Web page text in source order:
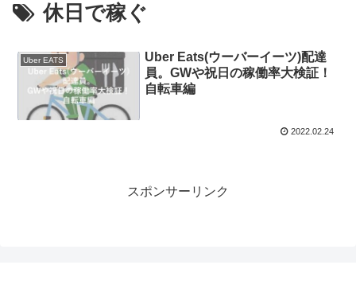
休日で稼ぐ
Uber EATS
Uber Eats(ウーバーイーツ)配達
員。GWや祝日の稼働率大検証！
自転車編
2022.02.24
スポンサーリンク